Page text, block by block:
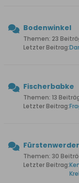
Bodenwinkel
Themen: 23
Letzter Beitrag:
Fischerbabke
Themen: 13
Letzter Beitrag:
Fürstenwerder
Themen: 30
Letzter Beitrag: